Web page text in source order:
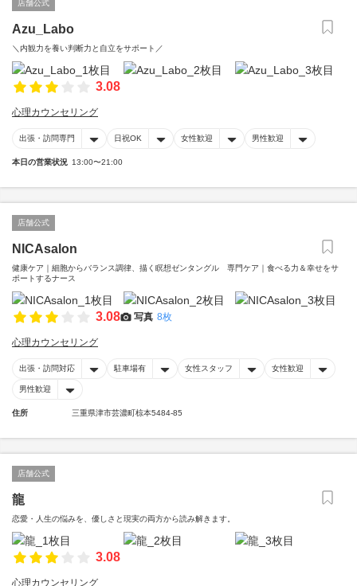
店舗公式
Azu_Labo
＼内観力を養い判断力と自立をサポート／
3.08
心理カウンセリング
出張・訪問専門 日祝OK 女性歓迎 男性歓迎
本日の営業状況 13:00〜21:00
店舗公式
NICAsalon
健康ケア｜細胞からバランス調律、描く瞑想ゼンタングル 専門ケア｜食べる力＆幸せをサ
ポートするナース
3.08 写真 8枚
心理カウンセリング
出張・訪問対応 駐車場有 女性スタッフ 女性歓迎
男性歓迎
住所 三重県津市芸濃町椋本5484-85
店舗公式
龍
恋愛・人生の悩みを、優しさと現実の両方から読み解きます。
3.08
心理カウンセリング